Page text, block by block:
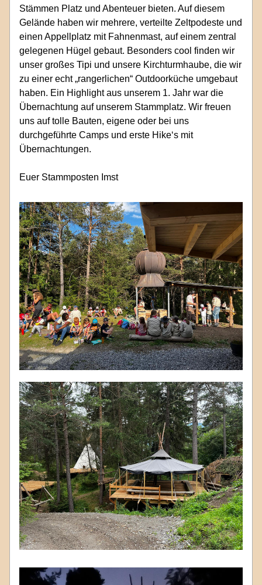
Stämmen Platz und Abenteuer bieten. Auf diesem
Gelände haben wir mehrere, verteilte Zeltpodeste und
einen Appellplatz mit Fahnenmast, auf einem zentral
gelegenen Hügel gebaut. Besonders cool finden wir
unser großes Tipi und unsere Kirchturmhaube, die wir
zu einer echt „rangerlichen“ Outdoorküche umgebaut
haben. Ein Highlight aus unserem 1. Jahr war die
Übernachtung auf unserem Stammplatz. Wir freuen
uns auf tolle Bauten, eigene oder bei uns
durchgeführte Camps und erste Hike‘s mit
Übernachtungen.
Euer Stammposten Imst